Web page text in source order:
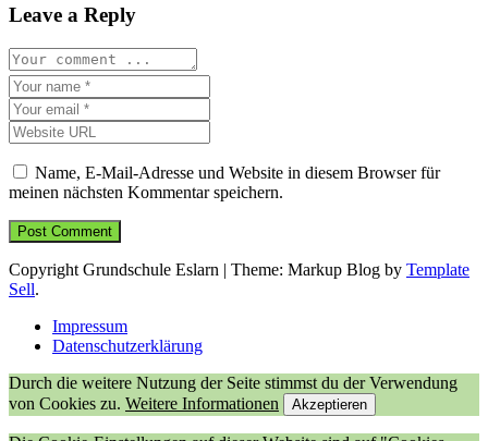
Leave a Reply
Name, E-Mail-Adresse und Website in diesem Browser für
meinen nächsten Kommentar speichern.
Copyright Grundschule Eslarn | Theme: Markup Blog by Template
Sell.
Impressum
Datenschutzerklärung
Durch die weitere Nutzung der Seite stimmst du der Verwendung
von Cookies zu. Weitere Informationen Akzeptieren